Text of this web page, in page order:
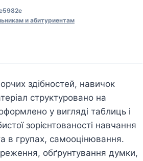
и абитуриентам
здібностей, навичок
структуровано на
у вигляді таблиць і
зорієнтованості навчання
в групах, самооцінювання.
обґрунтування думки,